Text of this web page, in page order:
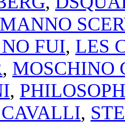
FUI, LES
, MOSCHINO
,
,